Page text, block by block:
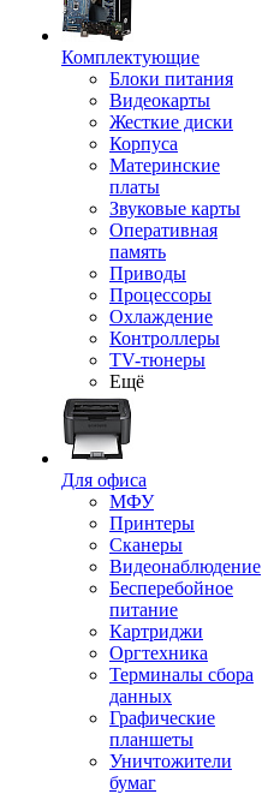
Комплектующие
Блоки питания
Видеокарты
Жесткие диски
Корпуса
Материнские
платы
Звуковые карты
Оперативная
память
Приводы
Процессоры
Охлаждение
Контроллеры
TV-тюнеры
Ещё
Для офиса
МФУ
Принтеры
Сканеры
Видеонаблюдение
Бесперебойное
питание
Картриджи
Оргтехника
Терминалы сбора
данных
Графические
планшеты
Уничтожители
бумаг